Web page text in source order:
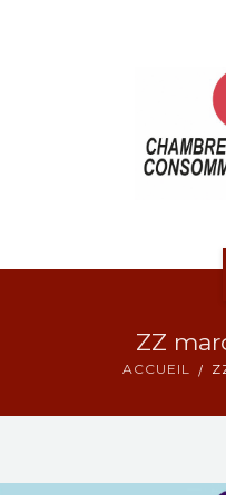
ZZ
ACCUEIL